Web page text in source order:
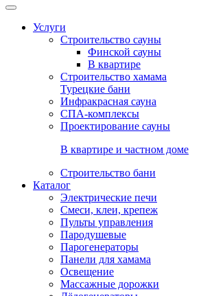
Услуги
Строительство сауны
Финской сауны
В квартире
Строительство хамама
Турецкие бани
Инфракрасная сауна
СПА-комплексы
Проектирование сауны
В квартире и частном доме
Строительство бани
Каталог
Электрические печи
Смеси, клеи, крепеж
Пульты управления
Пародушевые
Парогенераторы
Панели для хамама
Освещение
Массажные дорожки